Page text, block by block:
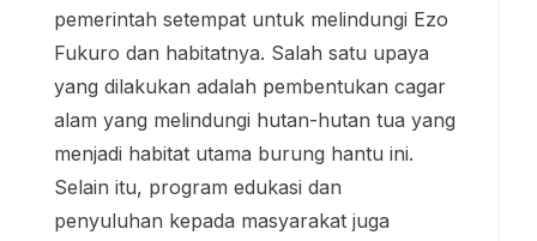
pemerintah setempat untuk melindungi Ezo
Fukuro dan habitatnya. Salah satu upaya
yang dilakukan adalah pembentukan cagar
alam yang melindungi hutan-hutan tua yang
menjadi habitat utama burung hantu ini.
Selain itu, program edukasi dan
penyuluhan kepada masyarakat juga